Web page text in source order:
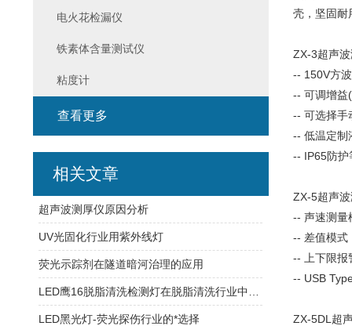
壳，坚固耐
ZX-3超声
-- 150V方
-- 可调增益
-- 可选择手
-- 低温定
-- IP65防护
ZX-5超声
-- 声速测量
-- 差值模式
-- 上下限报
-- USB
ZX-5DL超
电火花检漏仪
铁素体含量测试仪
粘度计
查看更多
相关文章
超声波测厚仪原因分析
UV光固化行业用紫外线灯
荧光示踪剂在隧道暗河治理的应用
LED黑光灯-荧光探伤行业的*选择